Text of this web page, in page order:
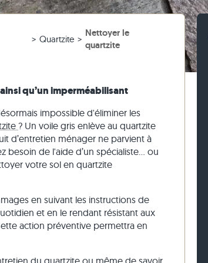
Pavés en travertin
Pavés en pierre calcaire
Pavés en quartzite
Pavés rectangulaires
Murets en grès
Murets en travertin
Murets en quartzite
Parement
Nettoyage des dalles de terrasse
Quartzite
Nettoyer le
quartzite
qu’un imperméabilisant
impossible d'éliminer les
? Un voile gris enlève au quartzite
d’entretien ménager ne parvient à
besoin de l'aide d’un spécialiste… ou
votre sol en quartzite
en suivant les instructions de
et en le rendant résistant aux
action préventive permettra en
du quartzite ou même de savoir